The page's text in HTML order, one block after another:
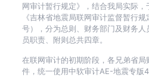
网审计暂行规定》，结合我局实际
《吉林省地震局联网审计监督暂行
号），分为总则、财务部门及财务人
员职责、附则总共四章。
在联网审计的初期阶段，各兄弟省
件，统一使用中软审计AE-地震专版